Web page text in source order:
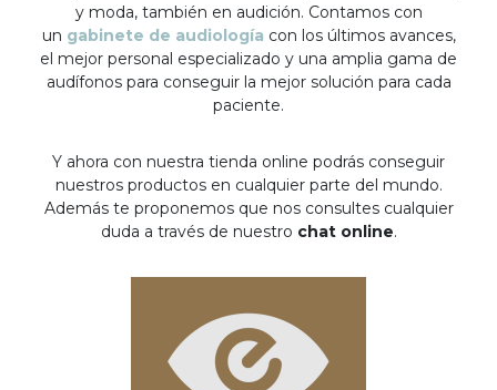
y moda, también en audición. Contamos con
un gabinete de audiología con los últimos avances,
el mejor personal especializado y una amplia gama de
audífonos para conseguir la mejor solución para cada
paciente.
Y ahora con nuestra tienda online podrás conseguir
nuestros productos en cualquier parte del mundo.
Además te proponemos que nos consultes cualquier
duda a través de nuestro chat online.